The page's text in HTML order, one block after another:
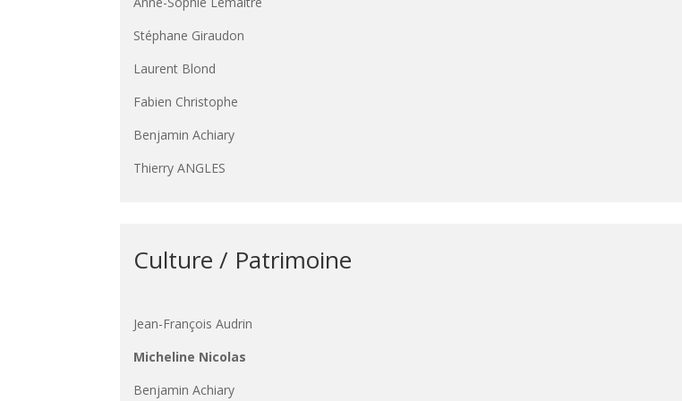
Stéphane Giraudon
Laurent Blond
Fabien Christophe
Benjamin Achiary
Thierry ANGLES
Culture / Patrimoine
Jean-François Audrin
Micheline Nicolas
Benjamin Achiary